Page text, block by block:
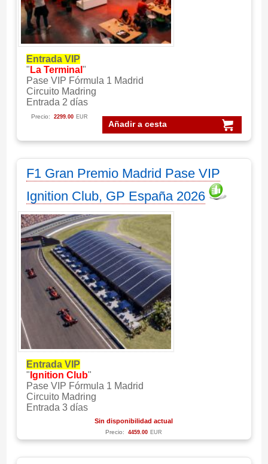
Entrada VIP
" La Terminal "
Pase VIP Fórmula 1 Madrid
Circuito Madring
Entrada 2 días
Añadir a cesta
Precio: 2299.00 EUR
F1 Gran Premio Madrid Pase VIP
Ignition Club, GP España 2026
Entrada VIP
" Ignition Club"
Pase VIP Fórmula 1 Madrid
Circuito Madring
Entrada 3 días
Sin disponibilidad actual
Precio: 4459.00 EUR